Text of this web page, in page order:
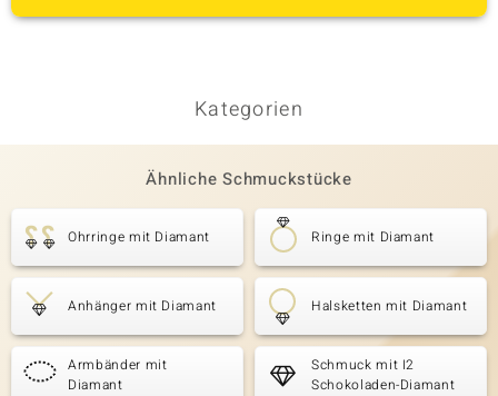
Kategorien
Ähnliche Schmuckstücke
Ohrringe mit Diamant Ringe mit Diamant
Anhänger mit Diamant Halsketten mit Diamant
Armbänder mit
Diamant
Schmuck mit I2
Schokoladen-Diamant